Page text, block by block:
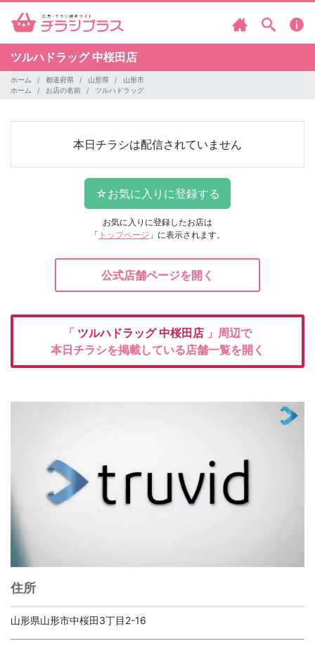
ツルハドラッグ 中桜田店
ホーム 都道府県 山形県
山形市
ホーム
お店の名前 ツルハドラッグ
本日チラシは配信されていません
お気に入りに登録したお店は
「 トップページ 」に表示されます。
公式店舗ページを開く
「 ツルハドラッグ中桜田店 」周辺で
本日チラシを掲載している店舗一覧を開く
住所
山形県山形市中桜田3丁目2-16